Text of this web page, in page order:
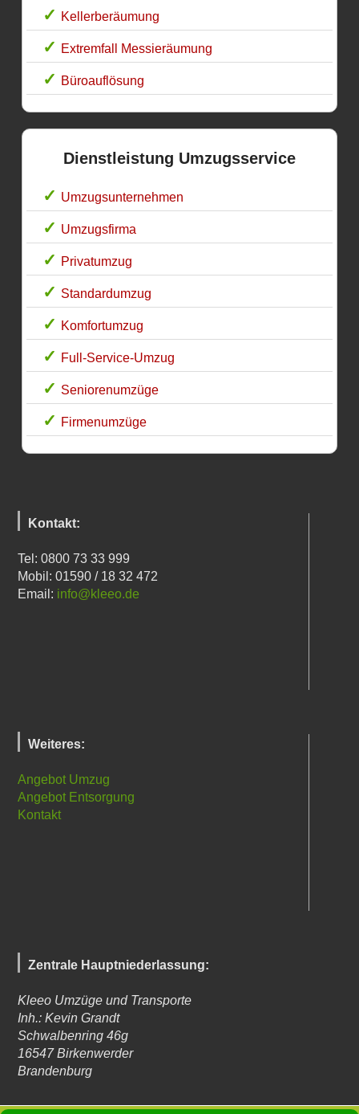
Kellerberäumung
Extremfall Messieräumung
Büroauflösung
Dienstleistung Umzugsservice
Umzugsunternehmen
Umzugsfirma
Privatumzug
Standardumzug
Komfortumzug
Full-Service-Umzug
Seniorenumzüge
Firmenumzüge
Kontakt:
Tel: 0800 73 33 999
Mobil: 01590 / 18 32 472
Email: info@kleeo.de
Weiteres:
Angebot Umzug
Angebot Entsorgung
Kontakt
Zentrale Hauptniederlassung:
Kleeo Umzüge und Transporte
Inh.: Kevin Grandt
Schwalbenring 46g
16547 Birkenwerder
Brandenburg